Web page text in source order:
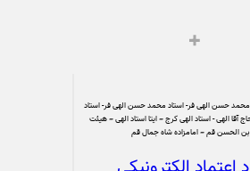
محمد حسن الهی فر- استاد محمد حسن الهی فر- استاد
آقا الهی - استاد الهی کرج – ایتا استاد الهی – هیئت
الحسن قم – امامزاده شاه جمال قم